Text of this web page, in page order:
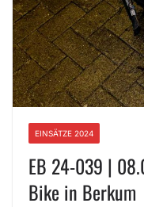
EINSÄTZE 2024
EB 24-039 |
Bike in Berkum